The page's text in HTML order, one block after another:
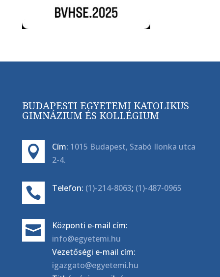
BUDAPESTI EGYETEMI KATOLIKUS
GIMNÁZIUM ÉS KOLLÉGIUM
 Cím: 1015 Budapest, Szabó Ilonka utca
2-4.
 Telefon: (1)-214-8063; (1)-487-0965

Központi e-mail cím:
info@egyetemi.hu
Vezetőségi e-mail cím:
igazgato@egyetemi.hu